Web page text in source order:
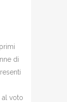
di
al voto